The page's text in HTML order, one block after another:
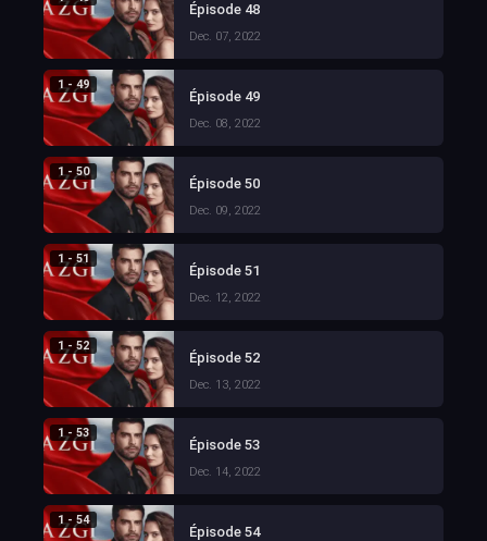
Épisode 48
Dec. 07, 2022
1 - 49
Épisode 49
Dec. 08, 2022
1 - 50
Épisode 50
Dec. 09, 2022
1 - 51
Épisode 51
Dec. 12, 2022
1 - 52
Épisode 52
Dec. 13, 2022
1 - 53
Épisode 53
Dec. 14, 2022
1 - 54
Épisode 54